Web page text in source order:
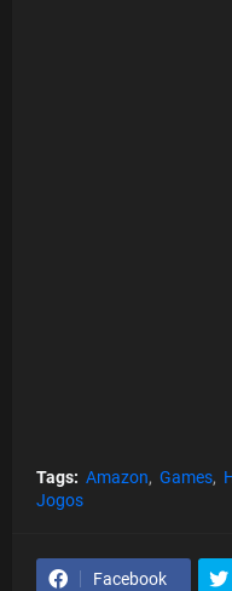
Tags: Amazon Games
Jogos
Facebook